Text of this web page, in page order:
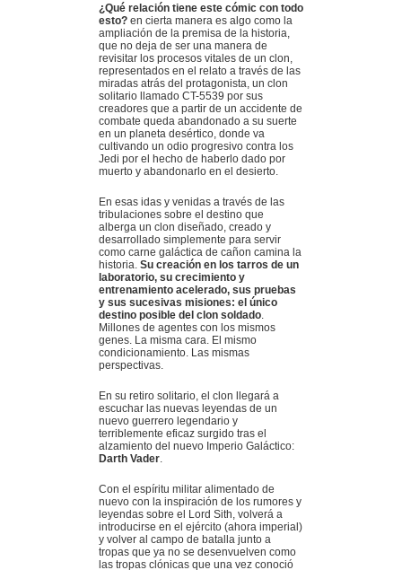
¿Qué relación tiene este cómic con todo
esto? en cierta manera es algo como la
ampliación de la premisa de la historia,
que no deja de ser una manera de
revisitar los procesos vitales de un clon,
representados en el relato a través de las
miradas atrás del protagonista, un clon
solitario llamado CT-5539 por sus
creadores que a partir de un accidente de
combate queda abandonado a su suerte
en un planeta desértico, donde va
cultivando un odio progresivo contra los
Jedi por el hecho de haberlo dado por
muerto y abandonarlo en el desierto.
En esas idas y venidas a través de las
tribulaciones sobre el destino que
alberga un clon diseñado, creado y
desarrollado simplemente para servir
como carne galáctica de cañon camina la
historia. Su creación en los tarros de un
laboratorio, su crecimiento y
entrenamiento acelerado, sus pruebas
y sus sucesivas misiones: el único
destino posible del clon soldado
Millones de agentes con los mismos
genes. La misma cara. El mismo
condicionamiento. Las mismas
perspectivas.
En su retiro solitario, el clon llegará a
escuchar las nuevas leyendas de un
nuevo guerrero legendario y
terriblemente eficaz surgido tras el
alzamiento del nuevo Imperio Galáctico:
Darth Vader
Con el espíritu militar alimentado de
nuevo con la inspiración de los rumores y
leyendas sobre el Lord Sith, volverá a
introducirse en el ejército (ahora imperial)
y volver al campo de batalla junto a
tropas que ya no se desenvuelven como
las tropas clónicas que una vez conoció